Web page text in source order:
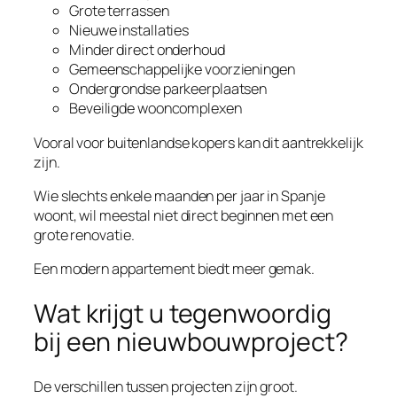
Grote terrassen
Nieuwe installaties
Minder direct onderhoud
Gemeenschappelijke voorzieningen
Ondergrondse parkeerplaatsen
Beveiligde wooncomplexen
Vooral voor buitenlandse kopers kan dit aantrekkelijk
zijn.
Wie slechts enkele maanden per jaar in Spanje
woont, wil meestal niet direct beginnen met een
grote renovatie.
Een modern appartement biedt meer gemak.
Wat krijgt u tegenwoordig
bij een nieuwbouwproject?
De verschillen tussen projecten zijn groot.